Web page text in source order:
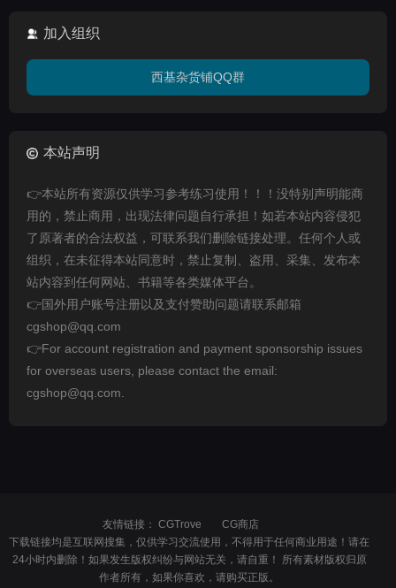
加入组织
西基杂货铺QQ群
本站声明
👉本站所有资源仅供学习参考练习使用！！！没特别声明能商
用的，禁止商用，出现法律问题自行承担！如若本站内容侵犯
了原著者的合法权益，可联系我们删除链接处理。任何个人或
组织，在未征得本站同意时，禁止复制、盗用、采集、发布本
站内容到任何网站、书籍等各类媒体平台。
👉国外用户账号注册以及支付赞助问题请联系邮箱
cgshop@qq.com
👉For account registration and payment sponsorship issues
for overseas users, please contact the email:
cgshop@qq.com.
友情链接： CGTrove
CG商店
下载链接均是互联网搜集，仅供学习交流使用，不得用于任何商业用途！请在
24小时内删除！如果发生版权纠纷与网站无关，请自重！ 所有素材版权归原
作者所有，如果你喜欢，请购买正版。